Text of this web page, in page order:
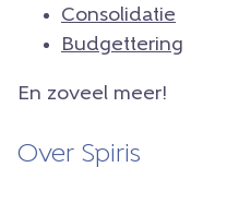
Consolidatie
Budgettering
En zoveel meer!
Over Spiris